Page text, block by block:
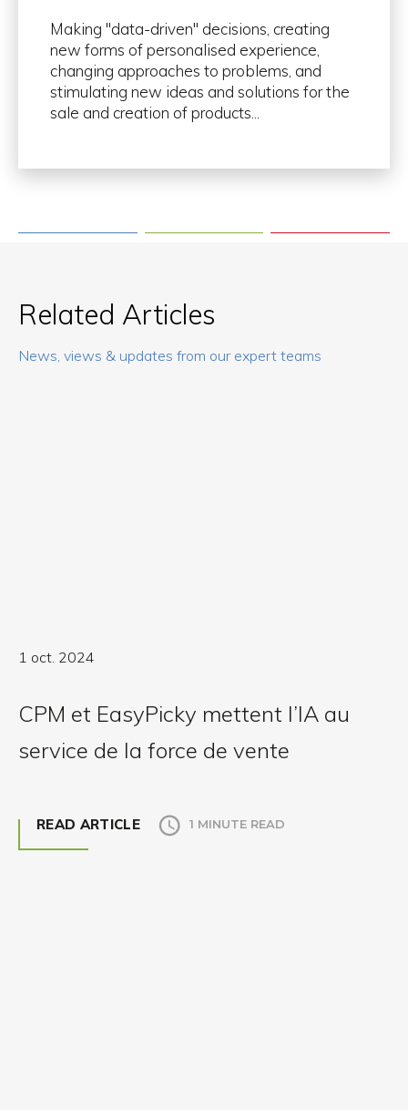
Making "data-driven" decisions, creating
new forms of personalised experience,
changing approaches to problems, and
stimulating new ideas and solutions for the
sale and creation of products...
Related Articles
News, views & updates from our expert teams
1 oct. 2024
CPM et EasyPicky mettent l’IA au
service de la force de vente
READ ARTICLE 1 MINUTE READ